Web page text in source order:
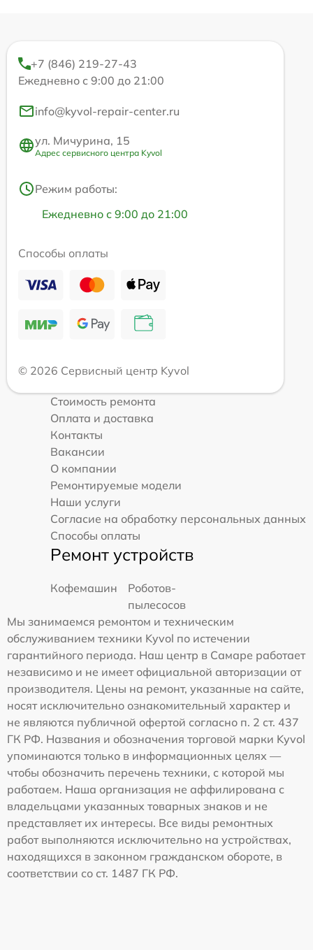
+7 (846) 219-27-43
Ежедневно с 9:00 до 21:00
info@kyvol-repair-center.ru
ул. Мичурина, 15
Адрес сервисного центра Kyvol
Режим работы:
Ежедневно с 9:00 до 21:00
Способы оплаты
© 2026 Сервисный центр Kyvol
Стоимость ремонта
Оплата и доставка
Контакты
Вакансии
О компании
Ремонтируемые модели
Наши услуги
Согласие на обработку персональных данных
Способы оплаты
Ремонт устройств
Кофемашин
Роботов-
пылесосов
Мы занимаемся ремонтом и техническим
обслуживанием техники Kyvol по истечении
гарантийного периода. Наш центр в Самаре работает
независимо и не имеет официальной авторизации от
производителя. Цены на ремонт, указанные на сайте,
носят исключительно ознакомительный характер и
не являются публичной офертой согласно п. 2 ст. 437
ГК РФ. Названия и обозначения торговой марки Kyvol
упоминаются только в информационных целях —
чтобы обозначить перечень техники, с которой мы
работаем. Наша организация не аффилирована с
владельцами указанных товарных знаков и не
представляет их интересы. Все виды ремонтных
работ выполняются исключительно на устройствах,
находящихся в законном гражданском обороте, в
соответствии со ст. 1487 ГК РФ.